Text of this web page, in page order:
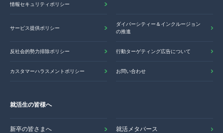
情報セキュリティポリシー
サービス提供ポリシー
ダイバーシティー＆インクルージョン
の推進
反社会的勢力排除ポリシー 行動ターゲティング広告について
カスタマーハラスメントポリシー お問い合わせ
就活生の皆様へ
新卒の皆さまへ 就活メタバース